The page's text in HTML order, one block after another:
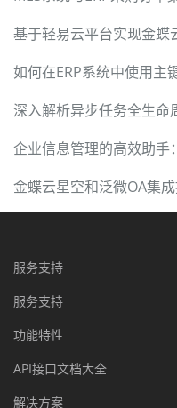
如何在ERP系统中使用主
深入解析异步任务全生命
企业信息管理的高效助手
金蝶云星空和泛微OA集
服务支持
服务支持
功能特性
API接口文档大全
解决方案